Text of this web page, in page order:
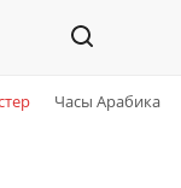
Часы Арабика